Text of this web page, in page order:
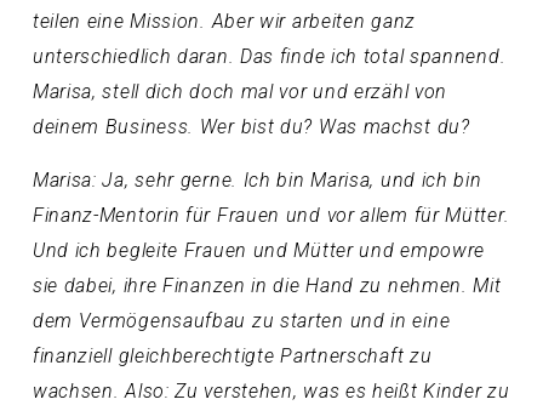
teilen eine Mission. Aber wir arbeiten ganz
unterschiedlich daran. Das finde ich total spannend.
Marisa, stell dich doch mal vor und erzähl von
deinem Business. Wer bist du? Was machst du?
Marisa: Ja, sehr gerne. Ich bin Marisa, und ich bin
Finanz-Mentorin für Frauen und vor allem für Mütter.
Und ich begleite Frauen und Mütter und empowre
sie dabei, ihre Finanzen in die Hand zu nehmen. Mit
dem Vermögensaufbau zu starten und in eine
finanziell gleichberechtigte Partnerschaft zu
wachsen. Also: Zu verstehen, was es heißt Kinder zu